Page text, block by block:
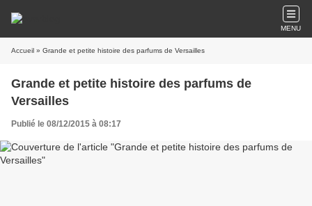
MENU
Accueil » Grande et petite histoire des parfums de Versailles
Grande et petite histoire des parfums de
Versailles
Publié le 08/12/2015 à 08:17